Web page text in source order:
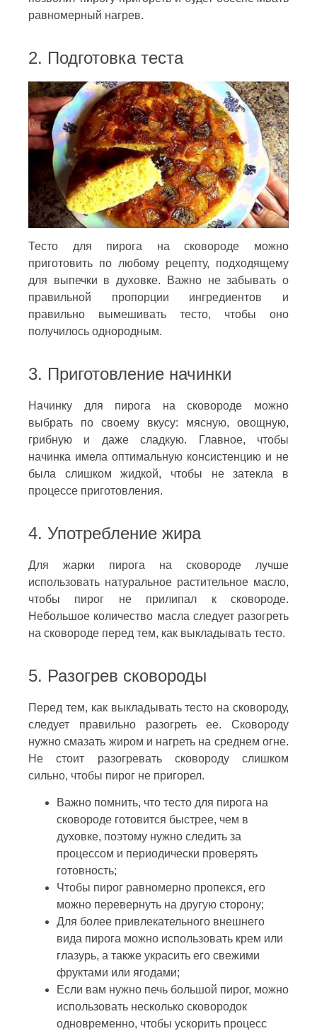
равномерный нагрев.
2. Подготовка теста
Тесто для пирога на сковороде можно
приготовить по любому рецепту, подходящему
для выпечки в духовке. Важно не забывать о
правильной пропорции ингредиентов и
правильно вымешивать тесто, чтобы оно
получилось однородным.
3. Приготовление начинки
Начинку для пирога на сковороде можно
выбрать по своему вкусу: мясную, овощную,
грибную и даже сладкую. Главное, чтобы
начинка имела оптимальную консистенцию и не
была слишком жидкой, чтобы не затекла в
процессе приготовления.
4. Употребление жира
Для жарки пирога на сковороде лучше
использовать натуральное растительное масло,
чтобы пирог не прилипал к сковороде.
Небольшое количество масла следует разогреть
на сковороде перед тем, как выкладывать тесто.
5. Разогрев сковороды
Перед тем, как выкладывать тесто на сковороду,
следует правильно разогреть ее. Сковороду
нужно смазать жиром и нагреть на среднем огне.
Не стоит разогревать сковороду слишком
сильно, чтобы пирог не пригорел.
Важно помнить, что тесто для пирога на
сковороде готовится быстрее, чем в
духовке, поэтому нужно следить за
процессом и периодически проверять
готовность;
Чтобы пирог равномерно пропекся, его
можно перевернуть на другую сторону;
Для более привлекательного внешнего
вида пирога можно использовать крем или
глазурь, а также украсить его свежими
фруктами или ягодами;
Если вам нужно печь большой пирог, можно
использовать несколько сковородок
одновременно, чтобы ускорить процесс